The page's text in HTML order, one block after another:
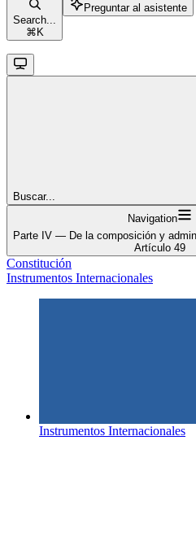
Search...
⌘ K
Preguntar al asistente
Buscar...
Navigation
Parte IV — De la composición y
Artículo 49
Constitución
Instrumentos Internacionales
Instrumentos Internacionales